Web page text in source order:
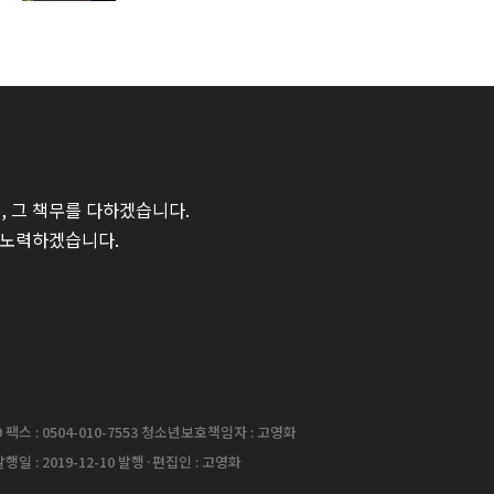
그 책무를 다하겠습니다.
력하겠습니다.
스 : 0504-010-7553 청소년보호책임자 : 고영화
일 : 2019-12-10 발행·편집인 : 고영화